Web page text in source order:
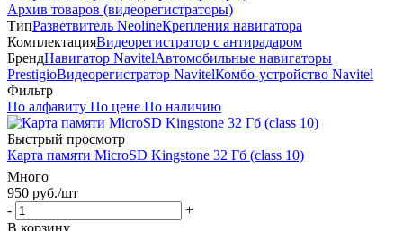
Архив товаров (видеорегистраторы)
ТипРазветвитель NeolineКрепления навигатора
КомплектацияВидеорегистратор с антирадаром
БрендНавигатор NavitelАвтомобильные навигаторы
PrestigioВидеорегистратор NavitelКомбо-устройство Navitel
Фильтр
По алфавиту По цене По наличию
Быстрый просмотр
Карта памяти MicroSD Kingstone 32 Гб (class 10)
Много
950 руб./шт
-
+
В корзину